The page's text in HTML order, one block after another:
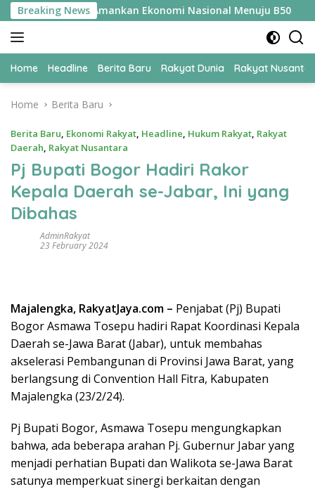
Skip
to
content
Breaking News
Jadi Kunci Amankan Ekonomi Nasional Menuju B50
Home Headline Berita Baru Rakyat Dunia Rakyat
Home Berita Baru
Berita Baru, Ekonomi Rakyat, Headline, Hukum Rakyat, Rakyat
Daerah, Rakyat Nusantara
Pj Bupati Bogor Hadiri Rakor
Kepala Daerah se-Jabar, Ini yang
Dibahas
AdminRakyat
23 February 2024
Majalengka, RakyatJaya.com – Penjabat (Pj) Bupati
Bogor Asmawa Tosepu hadiri Rapat Koordinasi Kepala
Daerah se-Jawa Barat (Jabar), untuk membahas
akselerasi Pembangunan di Provinsi Jawa Barat, yang
berlangsung di Convention Hall Fitra, Kabupaten
Majalengka (23/2/24).
Pj Bupati Bogor, Asmawa Tosepu mengungkapkan
bahwa, ada beberapa arahan Pj. Gubernur Jabar yang
menjadi perhatian Bupati dan Walikota se-Jawa Barat
satunya memperkuat sinergi berkaitan dengan